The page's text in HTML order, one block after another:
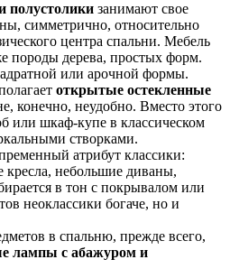
полустолики занимают свое
симметрично, относительно
центра спальни. Мебель
породы дерева, простых форм.
или арочной формы.
открытые остекленные
конечно, неудобно. Вместо этого
или шкаф-купе в классическом
створками.
атрибут классики:
кресла, небольшие диваны,
в тон с покрывалом или
неоклассики богаче, но и
в спальню, прежде всего,
лампы с абажуром и